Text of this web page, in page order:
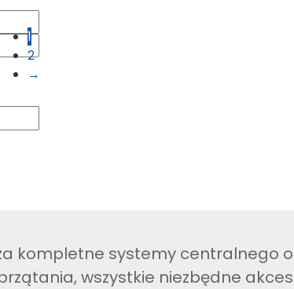
1
2
→
kompletne systemy centralnego
wszystkie niezbędne